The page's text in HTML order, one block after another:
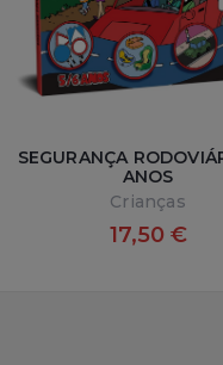
SEGURANÇA
ANOS
Crianças
17,50 €